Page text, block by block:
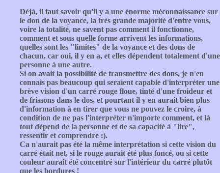
Déjà, il faut savoir qu'il y a une énorme méconnaissance sur
le don de la voyance, la très grande majorité d'entre vous,
voire la totalité, ne savent pas comment il fonctionne,
comment et sous quelle forme arrivent les informations,
quelles sont les "limites" de la voyance et des dons de
chacun, car oui, il y en a, et elles dépendent totalement d'une
personne à une autre.
Si on avait la possibilité de transmettre des dons, je n'en
connais pas beaucoup qui seraient capable d'interpréter une
brève vision d'un carré rouge floue, tinté d'une froideur et
de frissons dans le dos, et pourtant il y en aurait bien plus
d'information à en tirer que vous ne pouvez le croire, à
condition de ne pas l'interpréter n'importe comment, et là
tout dépend de la personne et de sa capacité à "lire",
ressentir et comprendre :).
Ca n'aurait pas été la même interprétation si cette vision du
carré était net, si le rouge aurait été plus foncé, ou si cette
couleur aurait été concentré sur l'intérieur du carré plutôt
que les bordures !